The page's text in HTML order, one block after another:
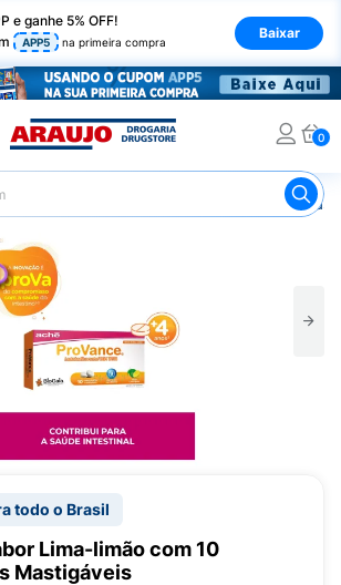
e ganhe 5% OFF!
APP5 na primeira compra
Baixar
0
Remédio para o Estômago e
todo o Brasil
Lima-limão com 10
Mastigáveis